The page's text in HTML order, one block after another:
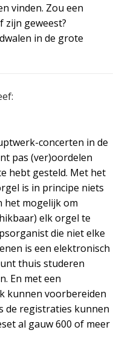
vinden. Zou een
geweest?
in de grote
concerten in de
pas (ver)oordelen
hebt gesteld. Met het
is in principe niets
het mogelijk om
elk orgel te
die niet elke
is een elektronisch
thuis studeren
En met een
kunnen voorbereiden
de registraties kunnen
al gauw 600 of meer